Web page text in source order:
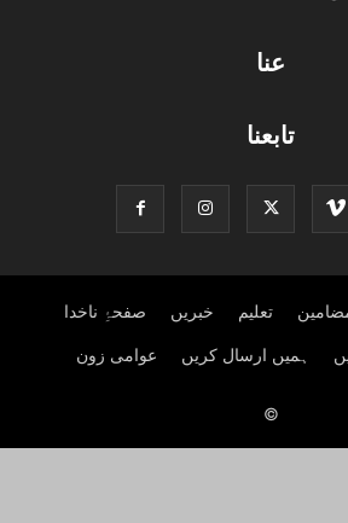
عنا
تابعنا
صفحۂِ ناخدا خبریں تعلیم
عوامی زون ہمیں ارسال کریں
©